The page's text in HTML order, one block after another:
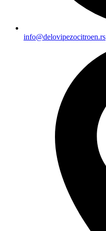
info@delovipezocitroen.rs